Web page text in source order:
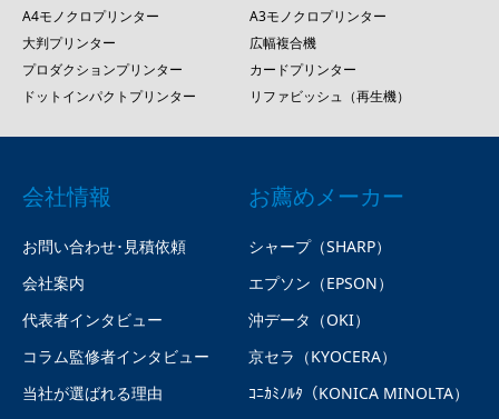
A4モノクロプリンター
A3モノクロプリンター
大判プリンター
広幅複合機
プロダクションプリンター
カードプリンター
ドットインパクトプリンター
リファビッシュ（再生機）
会社情報
お問い合わせ･見積依頼
会社案内
代表者インタビュー
コラム監修者インタビュー
当社が選ばれる理由
お薦めメーカー
シャープ（SHARP）
エプソン（EPSON）
沖データ（OKI）
京セラ（KYOCERA）
ｺﾆｶﾐﾉﾙﾀ（KONICA MINOLTA）